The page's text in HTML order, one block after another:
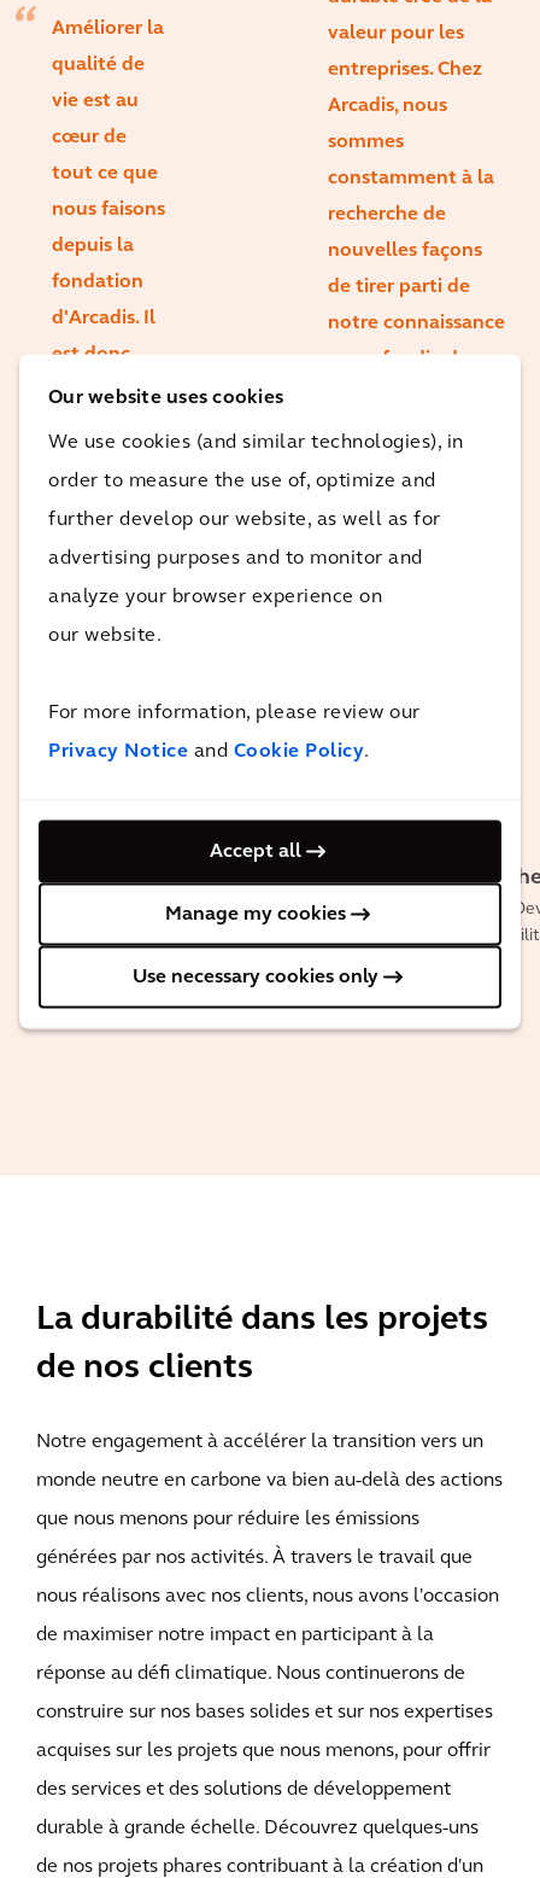
Our website uses cookies
We use cookies (and similar technologies), in
order to measure the use of, optimize and
further develop our website, as well as for
advertising purposes and to monitor and
analyze your browser experience on
our website.
For more information, please review our
Privacy Notice and Cookie Policy.
Accept all
Manage my cookies
Use necessary cookies only
Améliorer la
qualité de
vie est au
cœur de
tout ce que
nous faisons
depuis la
fondation
d'Arcadis. Il
est donc
tout à fait
impact afin
de créer un
durable.
valeur pour les
entreprises. Chez
Arcadis, nous
sommes
constamment à la
recherche de
nouvelles façons
de tirer parti de
notre connaissance
approfondie du
expertise
technique et de
de développement
durable.
Business
La durabilité dans les projets
de nos clients
Notre engagement à accélérer la transition vers un
monde neutre en carbone va bien au-delà des actions
que nous menons pour réduire les émissions
générées par nos activités. À travers le travail que
nous réalisons avec nos clients, nous avons l'occasion
de maximiser notre impact en participant à la
réponse au défi climatique. Nous continuerons de
construire sur nos bases solides et sur nos expertises
acquises sur les projets que nous menons, pour offrir
des services et des solutions de développement
durable à grande échelle. Découvrez quelques-uns
de nos projets phares contribuant à la création d'un